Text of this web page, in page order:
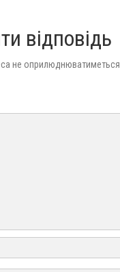
відповідь
не оприлюднюватиметься.